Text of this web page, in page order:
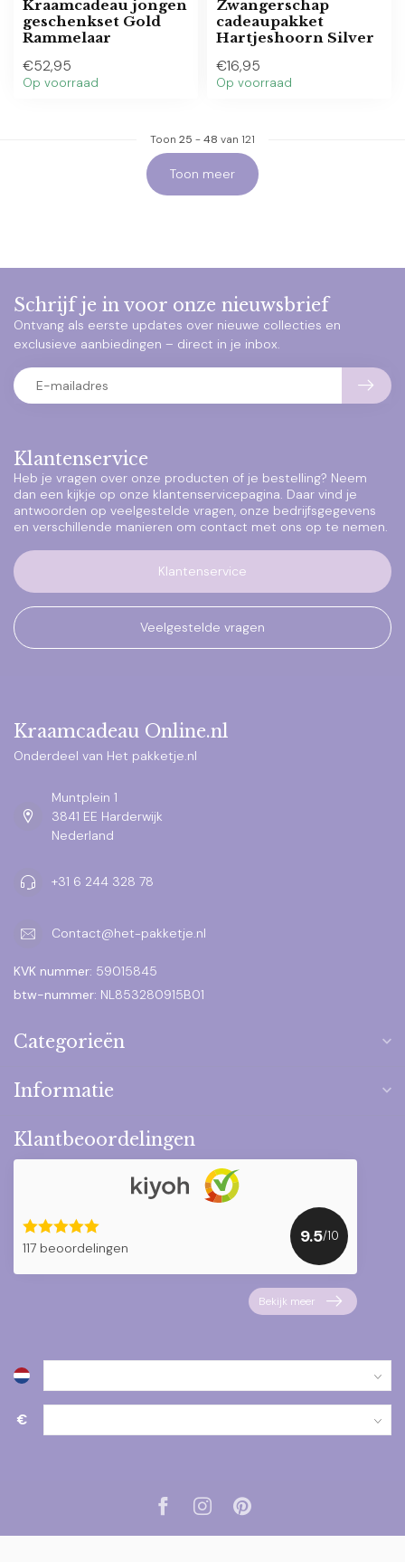
Kraamcadeau jongen
geschenkset Gold
Rammelaar
€52,95
Op voorraad
Zwangerschap
cadeaupakket
Hartjeshoorn Silver
€16,95
Op voorraad
Toon 25 -48 van 121
Toon meer
Klantenservice
Heb je vragen over onze producten of je bestelling? Neem
dan een kijkje op onze klantenservicepagina. Daar vind je
antwoorden op veelgestelde vragen, onze bedrijfsgegevens
en verschillende manieren om contact met ons op te nemen.
Klantenservice
Veelgestelde vragen
Schrijf je in voor onze nieuwsbrief
Ontvang als eerste updates over nieuwe collecties en
exclusieve aanbiedingen – direct in je inbox.
Kraamcadeau Online.nl
Onderdeel van Het pakketje.nl
Muntplein 1
3841 EE Harderwijk
Nederland
+31 6 244 328 78
Contact@het-pakketje.nl
KVK nummer: 59015845
btw-nummer: NL853280915B01
Categorieën
Informatie
Klantbeoordelingen
117 beoordelingen
9.5/10
Bekijk meer
€